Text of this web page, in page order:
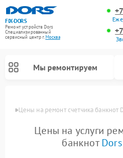
FIX-DORS
Ремонт устройств Dors
Специализированный
cервисный центр г.Москва
Мы ремонтируем
Цены на ремонт счетчика банкнот
Цены на услуги
банкнотDors